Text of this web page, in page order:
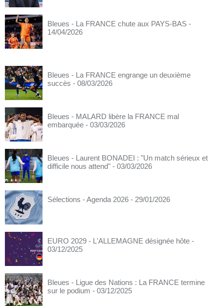
Bleues - La FRANCE chute aux PAYS-BAS -
14/04/2026
Bleues - La FRANCE engrange un deuxième
succès - 08/03/2026
Bleues - MALARD libère la FRANCE mal
embarquée - 03/03/2026
Bleues - Laurent BONADEI : "Un match sérieux et
difficile nous attend" - 03/03/2026
Sélections - Agenda 2026 - 29/01/2026
EURO 2029 - L'ALLEMAGNE désignée hôte -
03/12/2025
Bleues - Ligue des Nations : La FRANCE termine
sur le podium - 03/12/2025